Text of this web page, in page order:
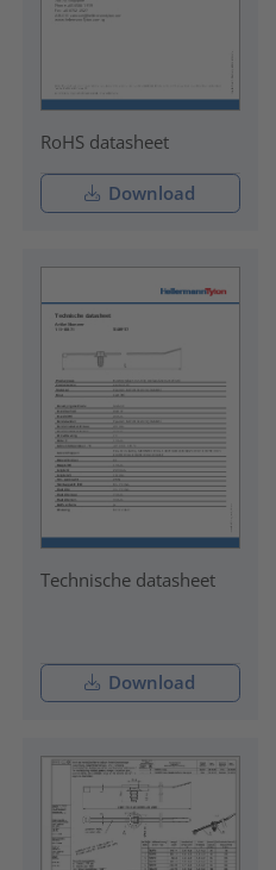
RoHS datasheet
Download
Technische datasheet
Download